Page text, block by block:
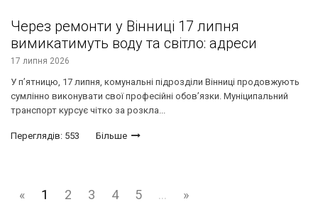
Через ремонти у Вінниці 17 липня
вимикатимуть воду та світло: адреси
17 липня 2026
У п’ятницю, 17 липня, комунальні підрозділи Вінниці продовжують
сумлінно виконувати свої професійні обов’язки. Муніципальний
транспорт курсує чітко за розкла...
Переглядів: 553 Більше
« 1 2 3 4 5 ... »